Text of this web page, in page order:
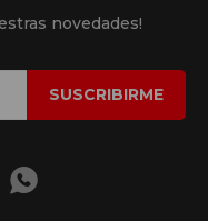
novedades!
SUSCRIBIRME
